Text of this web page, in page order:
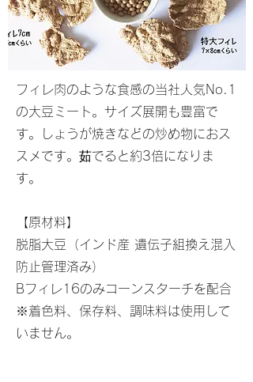
フィレ肉のような食感の当社人気No.1
の大豆ミート。サイズ展開も豊富で
す。しょうが焼きなどの炒め物におス
スメです。茹でると約3倍になりま
す。
【原材料】
脱脂大豆（インド産 遺伝子組換え混入
防止管理済み）
Bフィレ16のみコーンスターチを配合
※着色料、保存料、調味料は使用して
いません。